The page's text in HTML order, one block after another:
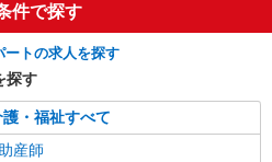
円〜2125円 ＜日払い有/週払い有/交
ソリン代含む)＞
詳細を見る
件で探す
ートの求人を探す
探す
護・福祉すべて
産師